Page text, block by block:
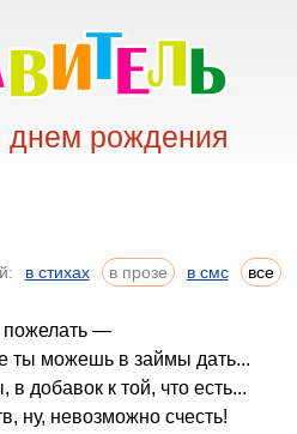
днем рождения
в стихах в прозе в смс все
пожелать —
ты можешь в займы дать...
добавок к той, что есть...
ну, невозможно счесть!